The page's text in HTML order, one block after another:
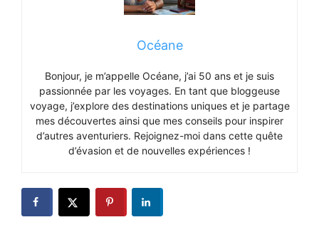
Océane
Bonjour, je m’appelle Océane, j’ai 50 ans et je suis
passionnée par les voyages. En tant que bloggeuse
voyage, j’explore des destinations uniques et je partage
mes découvertes ainsi que mes conseils pour inspirer
d’autres aventuriers. Rejoignez-moi dans cette quête
d’évasion et de nouvelles expériences !